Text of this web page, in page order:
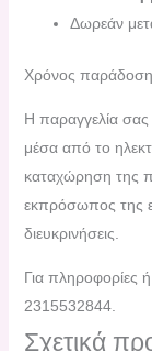
Δωρεάν
Χρόνος
H παραγγελία σας
μέσα από το
καταχώρηση της
εκπρόσωπος της
διευκρινήσεις.
Για πληροφορίες
2315532844.
Σχετικά